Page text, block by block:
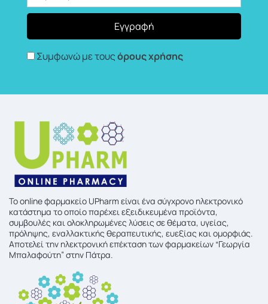
Συμφωνώ με τουςόρους χρήσης
To online φαρμακείο UPharm είναι ένα σύγχρονο ηλεκτρονικό
κατάστημα το οποίο παρέχει εξειδικευμένα προϊόντα,
συμβουλές και ολοκληρωμένες λύσεις σε θέματα, υγείας,
πρόληψης, εναλλακτικής θεραπευτικής, ευεξίας και ομορφιάς.
Αποτελεί την ηλεκτρονική επέκταση των φαρμακείων “Γεωργία
Μπαλαφούτη” στην Πάτρα.